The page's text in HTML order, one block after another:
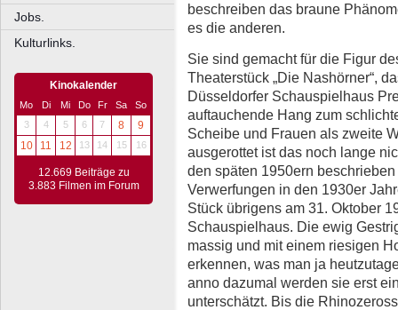
Jobs.
Kulturlinks.
Kinokalender
Mo Di Mi Do Fr Sa
So
3
4 5 6 7 8
9
10
11 12 13 14 15 16
12.669 Beiträge zu
3.883 Filmen im Forum
beschreiben das braune
es die anderen.
Sie sind gemacht für die Figur
Theaterstück „Die Nashörner“,
Düsseldorfer Schauspielhaus
auftauchende Hang zum
Scheibe und Frauen als zweite
ausgerottet ist das noch lange
den späten 1950ern
Verwerfungen in den 1930er
Stück übrigens am 31. Oktober
Schauspielhaus. Die ewig
massig und mit einem riesigen
erkennen, was man ja
anno dazumal werden sie erst
unterschätzt. Bis die